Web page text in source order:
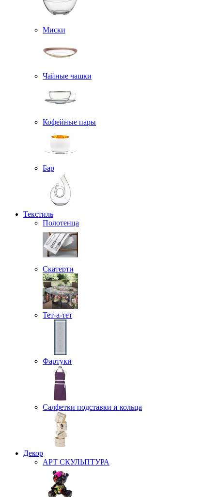
Миски
Чайные чашки
Кофейные пары
Бар
Текстиль
Полотенца
Скатерти
Тет-а-тет
Фартуки
Салфетки подставки и кольца
Декор
АРТ СКУЛЬПТУРА